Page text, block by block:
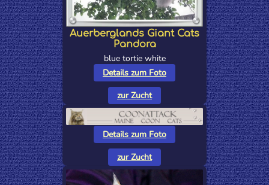
Auerberglands Giant Cats
Pandora
blue tortie white
Details zum Foto
zur Zucht
Details zum Foto
zur Zucht